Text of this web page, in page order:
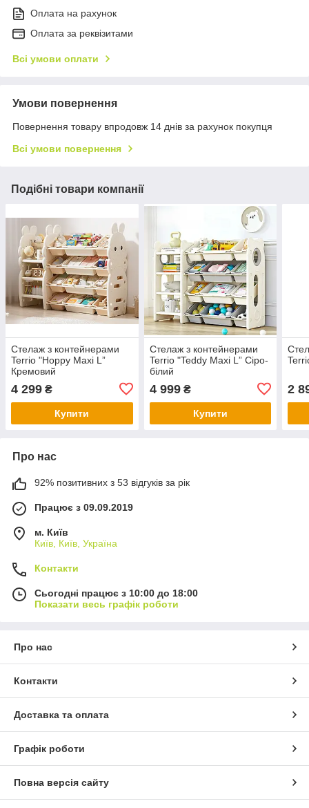
Оплата на рахунок
Оплата за реквізитами
Всі умови оплати
Умови повернення
Повернення товару впродовж 14 днів за рахунок покупця
Всі умови повернення
Подібні товари компанії
Стелаж з контейнерами
Terrio "Hoppy Maxi L”
Кремовий
4 299 ₴
Купити
Стелаж з контейнерами
Terrio "Teddy Maxi L” Сіро-
білий
4 999₴
Купити
2
Про нас
92% позитивних з 53 відгуків за рік
Працює з 09.09.2019
м. Київ
Київ, Київ, Україна
Контакти
Сьогодні працює з 10:00 до 18:00
Показати весь графік роботи
Про нас
Контакти
Доставка та оплата
Графік роботи
Повна версія сайту